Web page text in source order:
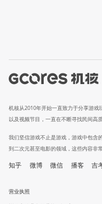
机核从2010年开始一直致力于分享游
以及视频节目，一直在不断寻找民间高
我们坚信游戏不止是游戏，游戏中包含
到二次元甚至电影的领域，这些内容非
知乎 微博 微信 播客 吉
营业执照